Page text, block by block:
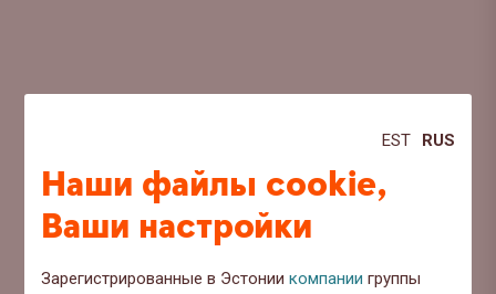
EST RUS
Наши файлы cookie,
Ваши настройки
Зарегистрированные в Эстониикомпании группы